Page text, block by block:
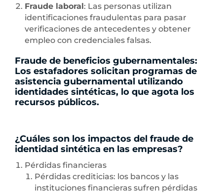
Fraude laboral: Las personas utilizan
identificaciones fraudulentas para pasar
verificaciones de antecedentes y obtener
empleo con credenciales falsas.
Fraude de beneficios gubernamentales:
Los estafadores solicitan programas de
asistencia gubernamental utilizando
identidades sintéticas, lo que agota los
recursos públicos.
¿Cuáles son los impactos del fraude de
identidad sintética en las empresas?
Pérdidas financieras
Pérdidas crediticias: los bancos y las
instituciones financieras sufren pérdidas